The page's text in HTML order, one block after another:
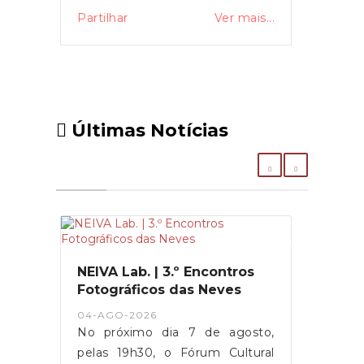
Partilhar Ver mais...
Últimas Notícias
NEIVA Lab. | 3.º Encontros
Fotográficos das Neves
04-AGO-2026
No próximo dia 7 de agosto,
pelas 19h30, o Fórum Cultural